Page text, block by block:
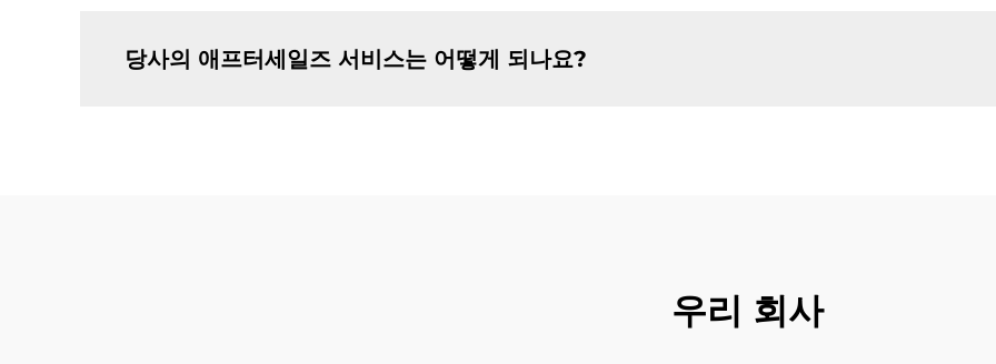
당사의 애프터세일즈 서비스는 어떻게 되나요?
우리 회사